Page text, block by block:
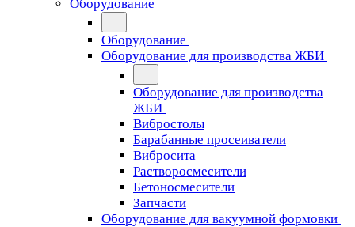
Оборудование
Оборудование
Оборудование для производства ЖБИ
Оборудование для производства
ЖБИ
Вибростолы
Барабанные просеиватели
Вибросита
Растворосмесители
Бетоносмесители
Запчасти
Оборудование для вакуумной формовки